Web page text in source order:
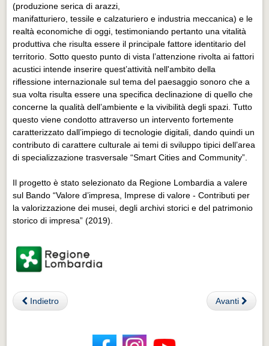
(produzione serica di arazzi,
manifatturiero, tessile e calzaturiero e industria meccanica) e le
realtà economiche di oggi, testimoniando pertanto una vitalità
produttiva che risulta essere il principale fattore identitario del
territorio. Sotto questo punto di vista l’attenzione rivolta ai fattori
acustici intende inserire quest’attività nell'ambito della
riflessione internazionale sul tema del paesaggio sonoro che a
sua volta risulta essere una specifica declinazione di quello che
concerne la qualità dell’ambiente e la vivibilità degli spazi. Tutto
questo viene condotto attraverso un intervento fortemente
caratterizzato dall’impiego di tecnologie digitali, dando quindi un
contributo di carattere culturale ai temi di sviluppo tipici dell’area
di specializzazione trasversale “Smart Cities and Community”.
Il progetto è stato selezionato da Regione Lombardia a valere
sul Bando “Valore d’impresa, Imprese di valore - Contributi per
la valorizzazione dei musei, degli archivi storici e del patrimonio
storico di impresa” (2019).
Indietro Avanti